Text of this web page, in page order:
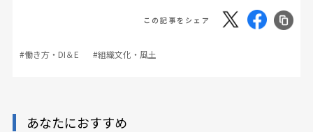
この記事をシェア
#働き方・DI＆E #組織文化・風土
あなたにおすすめ